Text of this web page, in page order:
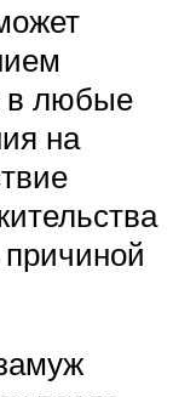
в любые
на